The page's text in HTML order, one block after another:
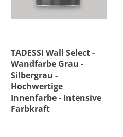
TADESSI Wall Select -
Wandfarbe Grau -
Silbergrau -
Hochwertige
Innenfarbe - Intensive
Farbkraft